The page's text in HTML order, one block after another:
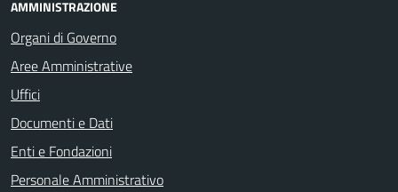
AMMINISTRAZIONE
Organi di Governo
Aree Amministrative
Uffici
Documenti e Dati
Enti e Fondazioni
Personale Amministrativo